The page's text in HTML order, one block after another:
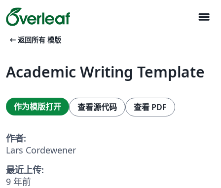
menu
arrow_left_alt 返回所有 模版
Academic Writing Template
作为模版打开 查看源代码 查看 PDF
作者:
Lars Cordewener
最近上传:
9 年前